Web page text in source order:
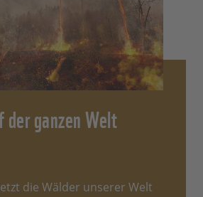
ganzen Welt
die Wälder unserer Welt